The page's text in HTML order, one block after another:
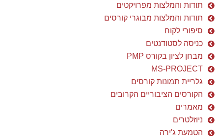
תודות והמלצות מפרויקטים
תודות והמלצות מבוגרי קורסים
סיפורי לקוח
כניסה לסטודנטים
מבחן לציון בקורס PMP
MS-PROJECT
גלריית תמונות קורסים
הקורסים הציבוריים הקרובים
מאמרים
ניוזלטרים
הטמעת ג'ירה